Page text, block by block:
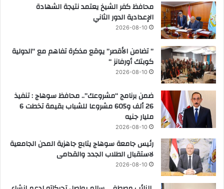
محافظ كفر الشيخ يعتمد نتيجة الشهادة
الإعدادية الدور الثاني
2026-08-10
” تضامن الأقصر” يوقع مذكرة تفاهم مع “الدولية
كوبتك أورفانز “
2026-08-10
ضمن برنامج “مشروعك”.. محافظ سوهاج : تنفيذ
26 ألف و605 مشروعا للشباب بقيمة تخطت 6
مليار جنيه
2026-08-10
رئيس جامعة سوهاج يتابع جاهزية المدن الجامعية
لاستقبال الطلاب الجدد والقدامى
2026-08-10